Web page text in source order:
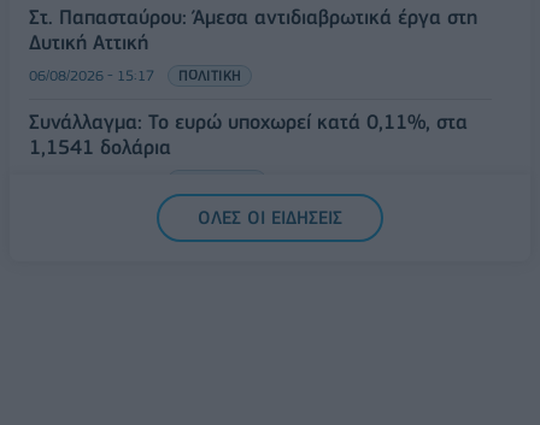
Στ. Παπασταύρου: Άμεσα αντιδιαβρωτικά έργα στη
Δυτική Αττική
06/08/2026 - 15:17 ΠΟΛΙΤΙΚΗ
Συνάλλαγμα: Το ευρώ υποχωρεί κατά 0,11%, στα
1,1541 δολάρια
ΟΛΕΣ ΟΙ ΕΙΔΗΣΕΙΣ